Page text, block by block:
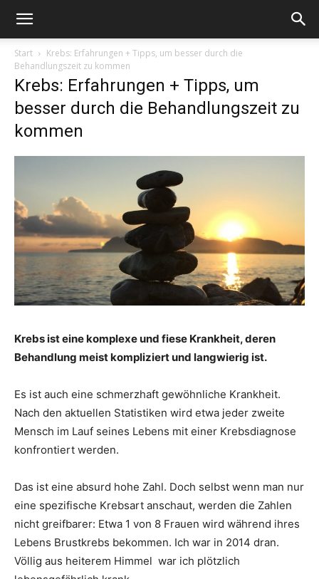
Start
Krebs: Erfahrungen + Tipps, um besser durch die
Behandlungszeit zu kommen
Krebs: Erfahrungen + Tipps, um
besser durch die Behandlungszeit zu
kommen
Krebs ist eine komplexe und fiese Krankheit, deren
Behandlung meist kompliziert und langwierig ist.
Es ist auch eine schmerzhaft gewöhnliche Krankheit.
Nach den aktuellen Statistiken wird etwa jeder zweite
Mensch im Lauf seines Lebens mit einer Krebsdiagnose
konfrontiert werden.
Das ist eine absurd hohe Zahl. Doch selbst wenn man nur
eine spezifische Krebsart anschaut, werden die Zahlen
nicht greifbarer: Etwa 1 von 8 Frauen wird während ihres
Lebens Brustkrebs bekommen. Ich war in 2014 dran.
Völlig aus heiterem Himmel war ich plötzlich